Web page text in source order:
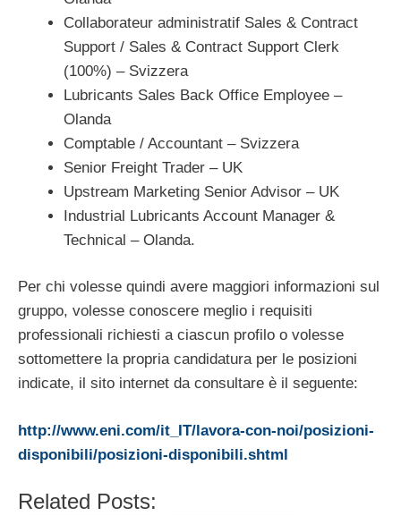
Collaborateur administratif Sales & Contract
Support / Sales & Contract Support Clerk
(100%) – Svizzera
Lubricants Sales Back Office Employee –
Olanda
Comptable / Accountant – Svizzera
Senior Freight Trader – UK
Upstream Marketing Senior Advisor – UK
Industrial Lubricants Account Manager &
Technical – Olanda.
Per chi volesse quindi avere maggiori informazioni sul
gruppo, volesse conoscere meglio i requisiti
professionali richiesti a ciascun profilo o volesse
sottomettere la propria candidatura per le posizioni
indicate, il sito internet da consultare è il seguente:
http://www.eni.com/it_IT/lavora-con-noi/posizioni-
disponibili/posizioni-disponibili.shtml
Related Posts: